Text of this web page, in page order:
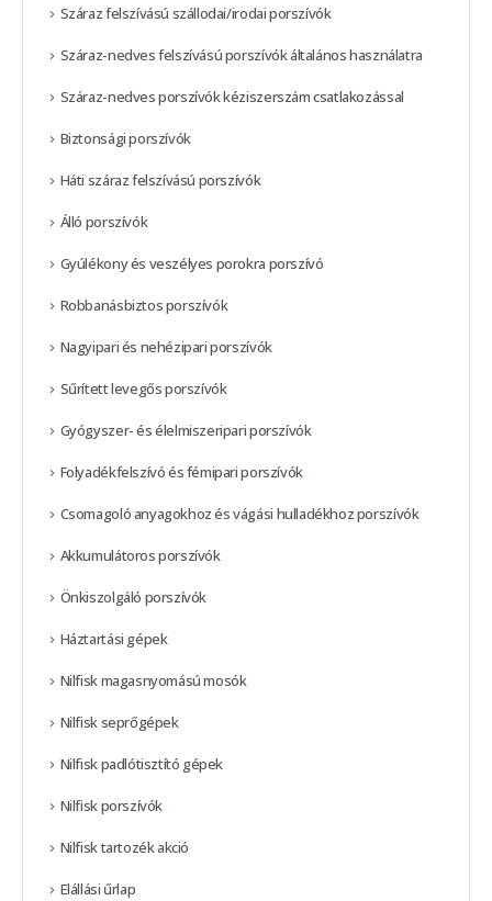
Száraz felszívású szállodai/irodai porszívók
Száraz-nedves felszívású porszívók általános használatra
Száraz-nedves porszívók kéziszerszám csatlakozással
Biztonsági porszívók
Háti száraz felszívású porszívók
Álló porszívók
Gyúlékony és veszélyes porokra porszívó
Robbanásbiztos porszívók
Nagyipari és nehézipari porszívók
Sűrített levegős porszívók
Gyógyszer- és élelmiszeripari porszívók
Folyadékfelszívó és fémipari porszívók
Csomagoló anyagokhoz és vágási hulladékhoz porszívók
Akkumulátoros porszívók
Önkiszolgáló porszívók
Háztartási gépek
Nilfisk magasnyomású mosók
Nilfisk seprőgépek
Nilfisk padlótisztító gépek
Nilfisk porszívók
Nilfisk tartozék akció
Elállási űrlap